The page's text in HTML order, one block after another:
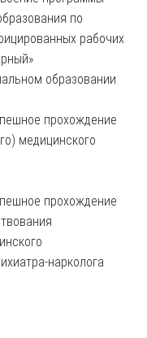
по
рабочих
образовании
прохождение
медицинского
прохождение
нарколога